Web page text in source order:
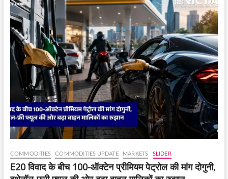
COMMODITIES COMMODITIES UPDATE MARKETS SLIDER
E20 विवाद के बीच 100-ऑक्टेन प्रीमियम पेट्रोल की मांग दोगुनी,